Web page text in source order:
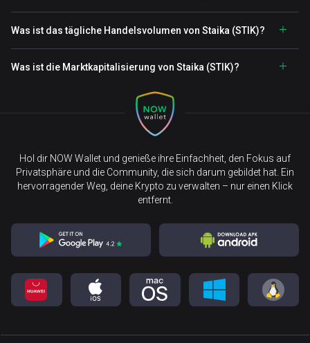
Was ist das tägliche Handelsvolumen von Staika (STIK)?
Was ist die Marktkapitalisierung von Staika (STIK)?
Hol dir NOW Wallet und genieße ihre Einfachheit, den Fokus auf
Privatsphäre und die Community, die sich darum gebildet hat. Ein
hervorragender Weg, deine Krypto zu verwalten – nur einen Klick
entfernt.